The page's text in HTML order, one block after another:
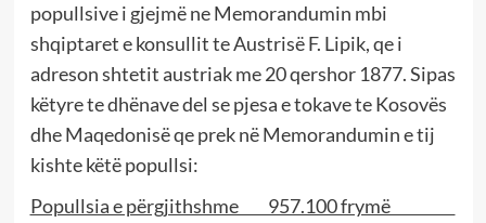
popullsive i gjejmë ne Memorandumin mbi
shqiptaret e konsullit te Austrisë F. Lipik, qe i
adreson shtetit austriak me 20 qershor 1877. Sipas
këtyre te dhënave del se pjesa e tokave te Kosovës
dhe Maqedonisë qe prek në Memorandumin e tij
kishte këtë popullsi:
Popullsia e përgjithshme 957.100 frymë